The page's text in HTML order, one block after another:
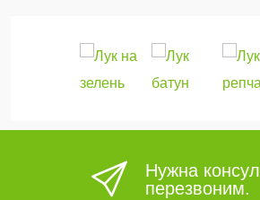
Нужна
перезвоним.